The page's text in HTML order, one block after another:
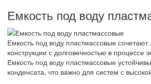
Емкость под воду
Емкость под воду пластмассовые сочетают
конструкции с долговечностью в процессе
Емкость под воду пластмассовые
конденсата, что важно для систем с